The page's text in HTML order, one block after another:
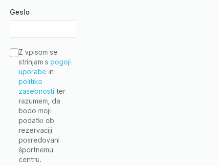
Geslo
Z vpisom se
strinjam s pogoji
uporabe in
politiko
zasebnosti ter
razumem, da
bodo moji
podatki ob
rezervaciji
posredovani
športnemu
centru.